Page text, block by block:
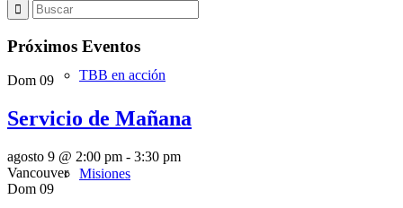
TBB en acción
Misiones
Próximos Eventos
Dom 09
Servicio de Mañana
agosto 9 @ 2:00 pm - 3:30 pm
Vancouver
Dom 09